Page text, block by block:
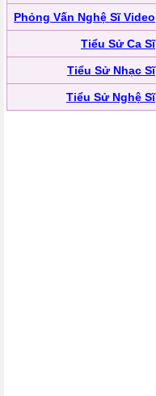
Phỏng Vấn Nghệ Sĩ Video
Tiểu Sử Ca Sĩ
Tiểu Sử Nhạc Sĩ
Tiểu Sử Nghệ Sĩ